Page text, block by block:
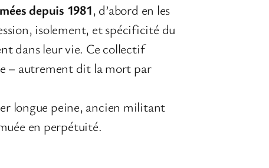
depuis 1981, d’abord en les
isolement, et spécificité du
dans leur vie. Ce collectif
– autrement dit la mort par
longue peine, ancien militant
en perpétuité.